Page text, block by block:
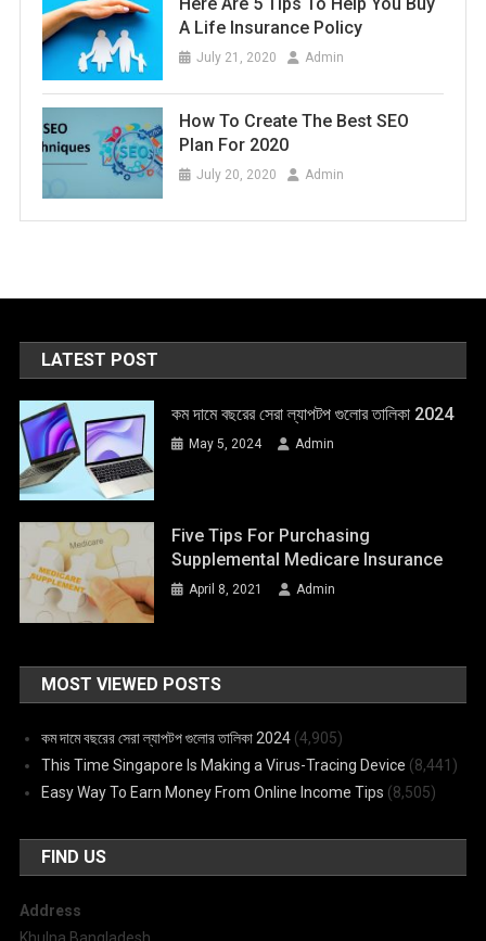
A Life Insurance Policy
July 21, 2020 Admin
How To Create The Best SEO
Plan For 2020
July 20, 2020 Admin
LATEST POST
কম দামে বছরের সেরা ল্যাপটপ গুলোর তালিকা 2024
May 5, 2024 Admin
Five Tips For Purchasing
Supplemental Medicare Insurance
April 8, 2021 Admin
MOST VIEWED POSTS
কম দামে বছরের সেরা ল্যাপটপ গুলোর তালিকা 2024 (4,905)
This Time Singapore Is Making a Virus-Tracing Device (8,441)
Easy Way To Earn Money From Online Income Tips (8,505)
FIND US
Address